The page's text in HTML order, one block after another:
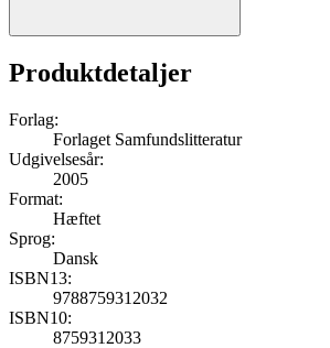
Produktdetaljer
Forlag:
Forlaget Samfundslitteratur
Udgivelsesår:
2005
Format:
Hæftet
Sprog:
Dansk
ISBN13:
9788759312032
ISBN10:
8759312033